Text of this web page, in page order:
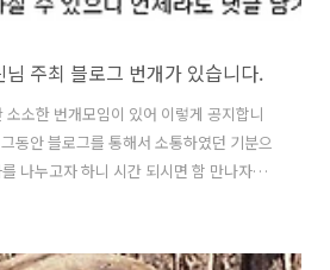
주최 블로그 번개가 있습니다.
소한 번개모임이 있어 이렇게 공지합니
동안 블로그를 통해서 소통하였던 기분으
나누고자 하니 시간 되시면 함 만나자구
래 에버그린님과 함께 정한 내용을 보시
참여자는 현장에서 확인....ㅎㅎㅎ 저도 누